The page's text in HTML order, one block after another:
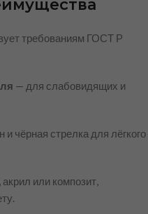
требованиям ГОСТ Р
— для слабовидящих и
чёрная стрелка для лёгкого
или композит,